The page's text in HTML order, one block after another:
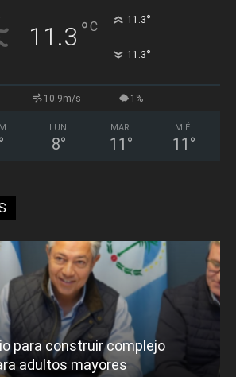
11.3 °C 11.3°
11.3°
10.9m/s 1%
°
LUN
8°
MAR
11 °
MIÉ
11 °
para construir complejo
adultos mayores